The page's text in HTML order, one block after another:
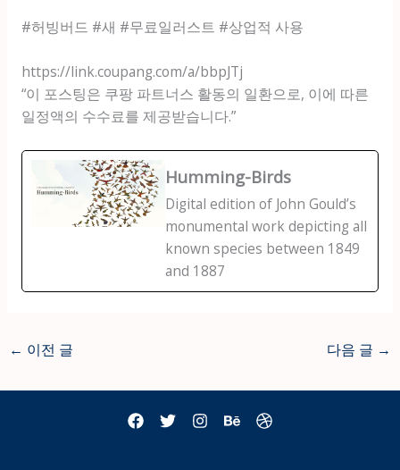
#허빙버드 #새 #무료일러스트 #상업적 사용
https://link.coupang.com/a/bbpJTj
“이 포스팅은 쿠팡 파트너스 활동의 일환으로, 이에 따른
일정액의 수수료를 제공받습니다.”
Humming-Birds
Digital edition of John Gould’s
monumental work depicting all
known species between 1849
and 1887
← 이전 글 다음 글 →